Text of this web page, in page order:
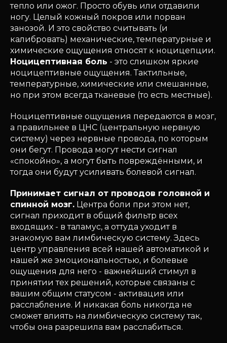
тепло или ожог. Просто обувь или отдавили
ногу. Целый кожный покров или порван
занозой. И это свойство считывать (и
калибровать) механические, температурные и
химические ощущения относят к ноцицепции.
Ноцицептивная боль - это слишком яркие
ноцицептивные ощущения. Тактильные,
температурные, химические или смешанные,
но при этом всегда тканевые (то есть местные).
Ноцицептивные ощущения передаются в мозг,
а правильнее в ЦНС (центральную нервную
систему) через нервные провода, по которым
они бегут. Провода могут нести сигнал
«спокойно», а могут быть повреждёнными, и
тогда они будут усиливать болевой сигнал.
Принимает сигнал от проводов головной и
спинной мозг. Центра боли при этом нет,
сигнал приходит в общий фильтр всех
входящих - в таламус, а оттуда уходит в
знакомую вам лимбическую систему. Здесь
центр управления всей нашей автоматикой и
нашей же эмоциональностью, и болевые
ощущения для него - важнейший стимул в
принятии тех решений, которые связаны с
вашим общим статусом - активация или
расслабление. И никакая боль никогда не
сможет влиять на лимбическую систему так,
чтобы она разрешила вам расслабиться.